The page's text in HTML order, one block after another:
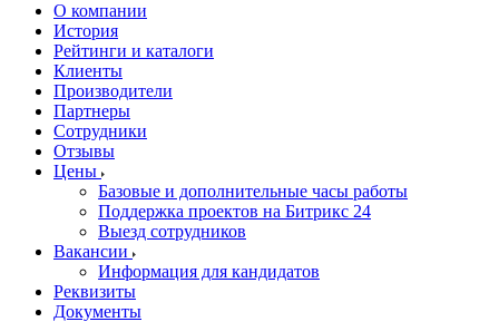
О компании
История
Рейтинги и каталоги
Клиенты
Производители
Партнеры
Сотрудники
Отзывы
Цены
Базовые и дополнительные часы работы
Поддержка проектов на Битрикс 24
Выезд сотрудников
Вакансии
Информация для кандидатов
Реквизиты
Документы